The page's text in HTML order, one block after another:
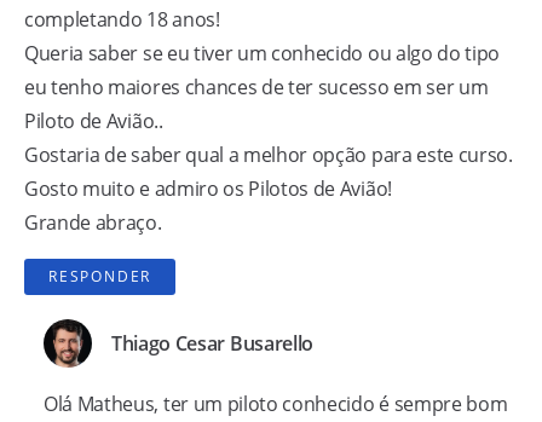
completando 18 anos!
Queria saber se eu tiver um conhecido ou algo do tipo
eu tenho maiores chances de ter sucesso em ser um
Piloto de Avião..
Gostaria de saber qual a melhor opção para este curso.
Gosto muito e admiro os Pilotos de Avião!
Grande abraço.
RESPONDER
Thiago Cesar Busarello
Olá Matheus, ter um piloto conhecido é sempre bom